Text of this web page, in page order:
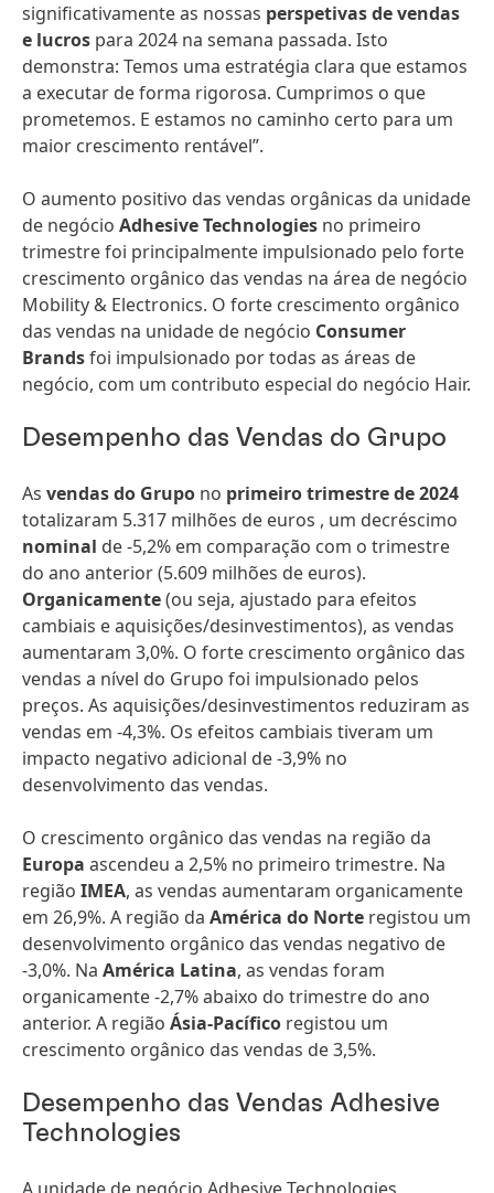
significativamente as nossas perspetivas de vendas
e lucros para 2024 na semana passada. Isto
demonstra: Temos uma estratégia clara que estamos
a executar de forma rigorosa. Cumprimos o que
prometemos. E estamos no caminho certo para um
maior crescimento rentável”.
O aumento positivo das vendas orgânicas da unidade
de negócio Adhesive Technologies no primeiro
trimestre foi principalmente impulsionado pelo forte
crescimento orgânico das vendas na área de negócio
Mobility & Electronics. O forte crescimento orgânico
das vendas na unidade de negócio Consumer
Brandsfoi impulsionado por todas as áreas de
negócio, com um contributo especial do negócio Hair.
Desempenho das Vendas do Grupo
As vendas do Grupo no primeiro trimestre de 2024
totalizaram 5.317 milhões de euros , um decréscimo
nominal de -5,2% em comparação com o trimestre
do ano anterior (5.609 milhões de euros).
Organicamente(ou seja, ajustado para efeitos
cambiais e aquisições/desinvestimentos), as vendas
aumentaram 3,0%. O forte crescimento orgânico das
vendas a nível do Grupo foi impulsionado pelos
preços. As aquisições/desinvestimentos reduziram as
vendas em -4,3%. Os efeitos cambiais tiveram um
impacto negativo adicional de -3,9% no
desenvolvimento das vendas.
O crescimento orgânico das vendas na região da
Europa ascendeu a 2,5% no primeiro trimestre. Na
região IMEA, as vendas aumentaram organicamente
em 26,9%. A região da América do Norte registou um
desenvolvimento orgânico das vendas negativo de
-3,0%. Na América Latina, as vendas foram
organicamente -2,7% abaixo do trimestre do ano
anterior. A região Ásia-Pacífico registou um
crescimento orgânico das vendas de 3,5%.
Desempenho das Vendas Adhesive
Technologies